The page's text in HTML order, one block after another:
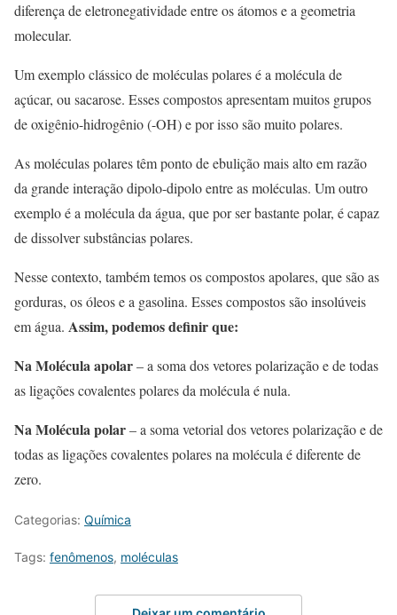
diferença de eletronegatividade entre os átomos e a geometria
molecular.
Um exemplo clássico de moléculas polares é a molécula de
açúcar, ou sacarose. Esses compostos apresentam muitos grupos
de oxigênio-hidrogênio (-OH) e por isso são muito polares.
As moléculas polares têm ponto de ebulição mais alto em razão
da grande interação dipolo-dipolo entre as moléculas. Um outro
exemplo é a molécula da água, que por ser bastante polar, é capaz
de dissolver substâncias polares.
Nesse contexto, também temos os compostos apolares, que são as
gorduras, os óleos e a gasolina. Esses compostos são insolúveis
em água. Assim, podemos definir que:
Na Molécula apolar– a soma dos vetores polarização e de todas
as ligações covalentes polares da molécula é nula.
Na Molécula polar– a soma vetorial dos vetores polarização e de
todas as ligações covalentes polares na molécula é diferente de
zero.
Categorias: Química
Tags: fenômenos, moléculas